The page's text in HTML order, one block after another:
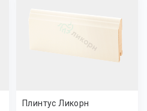
Плинтус Ликорн